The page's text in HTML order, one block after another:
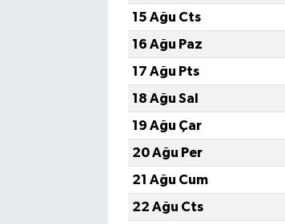
15 Ağu Cts
16 Ağu Paz
17 Ağu Pts
18 Ağu Sal
19 Ağu Çar
20 Ağu Per
21 Ağu Cum
22 Ağu Cts